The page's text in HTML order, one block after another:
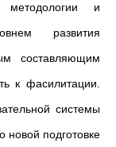
методологии и
развития
составляющим
к фасилитации.
системы
новой подготовке